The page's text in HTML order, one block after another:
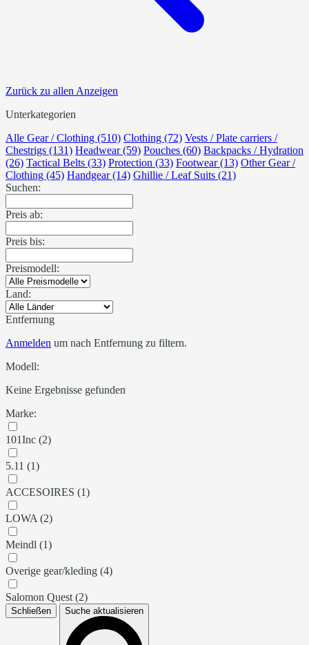
Zurück zu allen Anzeigen
Unterkategorien
Alle Gear / Clothing (510) Clothing (72) Vests / Plate carriers /
Chestrigs (131) Headwear (59) Pouches (60) Backpacks / Hydration
(26) Tactical Belts (33) Protection (33) Footwear (13) Other Gear /
Clothing (45) Handgear (14) Ghillie / Leaf Suits (21)
Suchen:
Preis ab:
Preis bis:
Preismodell:
Land:
Entfernung
Anmelden um nach Entfernung zu filtern.
Modell:
Keine Ergebnisse gefunden
Marke:
101Inc (2)
5.11 (1)
ACCESOIRES (1)
LOWA (2)
Meindl (1)
Overige gear/kleding (4)
Salomon Quest (2)
Schließen Suche aktualisieren